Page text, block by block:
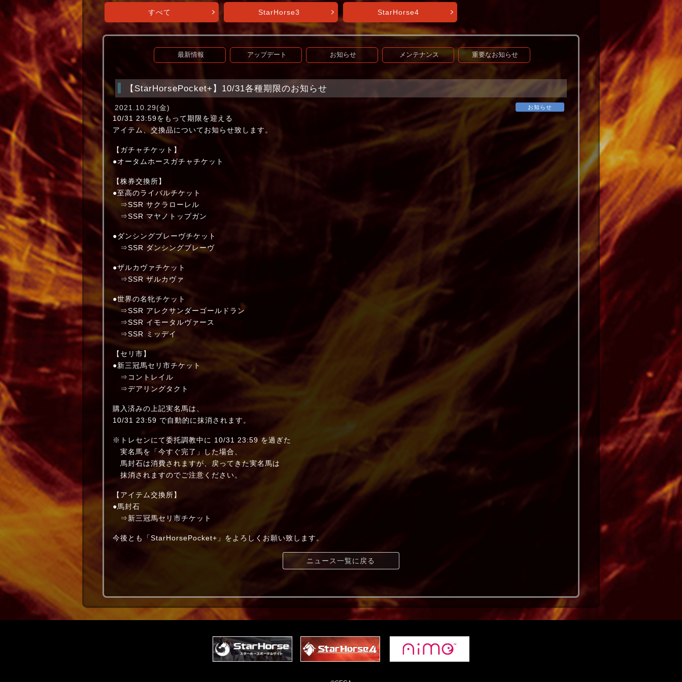
すべて StarHorse3 StarHorse4
最新情報 アップデート お知らせ メンテナンス 重要なお知らせ
【StarHorsePocket+】10/31各種期限のお知らせ
お知らせ
2021.10.29(金)
10/31 23:59をもって期限を迎える
アイテム、交換品についてお知らせ致します。
【ガチャチケット】
●オータムホースガチャチケット
【株券交換所】
●至高のライバルチケット
⇒SSR サクラローレル
⇒SSR マヤノトップガン
●ダンシングブレーヴチケット
⇒SSR ダンシングブレーヴ
●ザルカヴァチケット
⇒SSR ザルカヴァ
●世界の名牝チケット
⇒SSR アレクサンダーゴールドラン
⇒SSR イモータルヴァース
⇒SSR ミッデイ
【セリ市】
●新三冠馬セリ市チケット
⇒コントレイル
⇒デアリングタクト
購入済みの上記実名馬は、
10/31 23:59 で自動的に抹消されます。
※トレセンにて委托調教中に 10/31 23:59 を過ぎた
実名馬を「今すぐ完了」した場合、
馬封石は消費されますが、戻ってきた実名馬は
抹消されますのでご注意ください。
【アイテム交換所】
●馬封石
⇒新三冠馬セリ市チケット
今後とも「StarHorsePocket+」をよろしくお願い致します。
ニュース一覧に戻る